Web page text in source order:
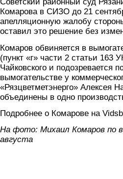
Советский районный суд
Комарова в СИЗО до 21
апелляционную жалобу
оставил это решение без
Комаров обвиняется в
(пункт «г» части 2 статьи 163
Чайковского и подозревается
вымогательстве у
«Рязцветметэнерго» Алексея
объединены в одно
Подробнее о Комарове на
На фото: Михаил Комаров по
августа